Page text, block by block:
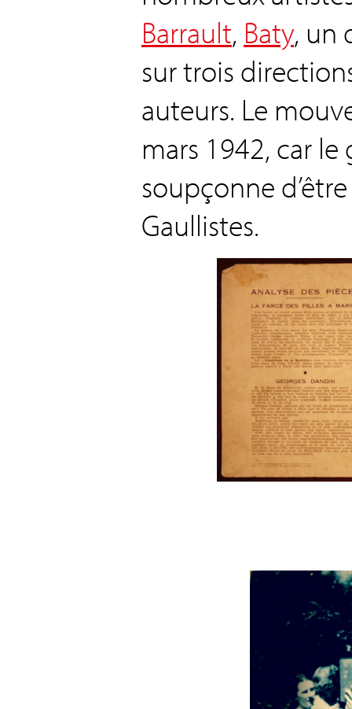
Barrault, Baty, un
sur trois
auteurs. Le
mars 1942, car
soupçonne
Gaullistes.